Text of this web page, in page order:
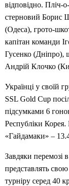
відповідно. Пліч-
стерновий Борис
(Одеса), грото-
капітан команди
Гусенко (Дніпро),
Андрій Клочко
Українці у своїй
SSL Gold Cup
підсумками 6
Республіки Корея.
«Гайдамаки» –
Завдяки перемозі
представлять
турніру серед 40